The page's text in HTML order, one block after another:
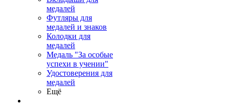
медалей
Футляры для
медалей и знаков
Колодки для
медалей
Медаль "За особые
успехи в учении"
Удостоверения для
медалей
Ещё